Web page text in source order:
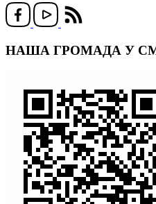
НАША ГРОМАДА У